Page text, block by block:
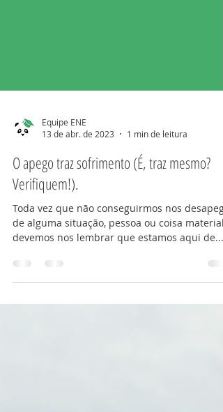
Equipe ENE
13 de abr. de 2023
O apego traz sofrimento (É, traz mesmo?
Verifiquem!).
Toda vez que não conseguirmos nos
de alguma situação, pessoa ou coisa material,